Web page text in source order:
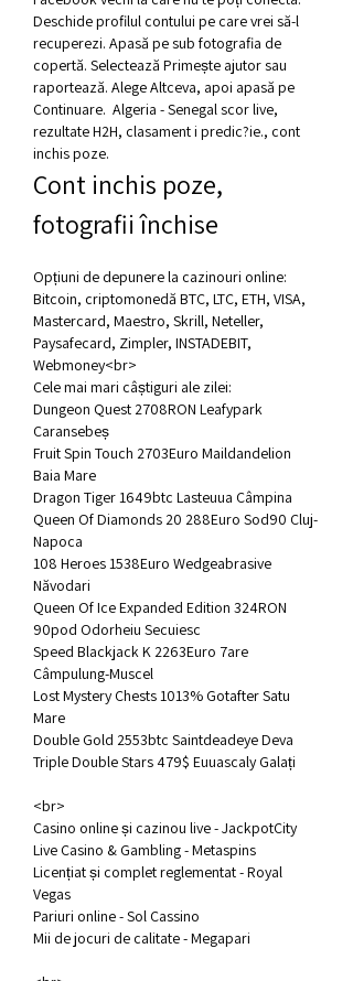
Deschide profilul contului pe care vrei să-l
recuperezi. Apasă pe sub fotografia de
copertă. Selectează Primește ajutor sau
raportează. Alege Altceva, apoi apasă pe
Continuare.  Algeria - Senegal scor live,
rezultate H2H, clasament i predic?ie., cont
inchis poze.
Cont inchis poze,
fotografii închise
Opțiuni de depunere la cazinouri online:
Bitcoin, criptomonedă BTC, LTC, ETH, VISA,
Mastercard, Maestro, Skrill, Neteller,
Paysafecard, Zimpler, INSTADEBIT,
Webmoney<br>
Cele mai mari câștiguri ale zilei:
Dungeon Quest 2708RON Leafypark
Caransebeș
Fruit Spin Touch 2703Euro Maildandelion
Baia Mare
Dragon Tiger 1649btc Lasteuua Câmpina
Queen Of Diamonds 20 288Euro Sod90 Cluj-
Napoca
108 Heroes 1538Euro Wedgeabrasive
Năvodari
Queen Of Ice Expanded Edition 324RON
90pod Odorheiu Secuiesc
Speed Blackjack K 2263Euro 7are
Câmpulung-Muscel
Lost Mystery Chests 1013% Gotafter Satu
Mare
Double Gold 2553btc Saintdeadeye Deva
Triple Double Stars 479$ Euuascaly Galați
<br>
Casino online și cazinou live - JackpotCity
Live Casino & Gambling - Metaspins
Licențiat și complet reglementat - Royal
Vegas
Pariuri online - Sol Cassino
Mii de jocuri de calitate - Megapari